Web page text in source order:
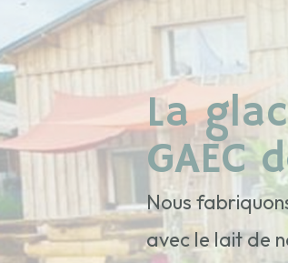
La
GAEC
Nous
avec le lait de